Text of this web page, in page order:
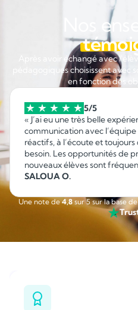
Nos
Après avoir échangé avec
pédagogiques choisissent avec
en fonction des
5/5
« J’ai eu une très belle
communication avec l’équipe
réactifs, à l’écoute et
besoin. Les opportunités de
nouveaux élèves sont
fonction de mes
sérieuse, flexible et agréable
SALOUA O.
Une note de4,8sur 5 sur la base